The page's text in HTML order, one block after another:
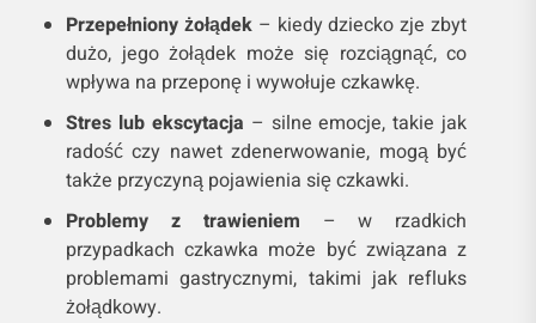
Przepełniony żołądek– kiedy dziecko zje zbyt
dużo, jego żołądek może się rozciągnąć, co
wpływa na przeponę i wywołuje czkawkę.
Stres lub ekscytacja – silne emocje, takie jak
radość czy nawet zdenerwowanie, mogą być
także przyczyną pojawienia się czkawki.
Problemy z trawieniem – w rzadkich
przypadkach czkawka może być związana z
problemami gastrycznymi, takimi jak refluks
żołądkowy.